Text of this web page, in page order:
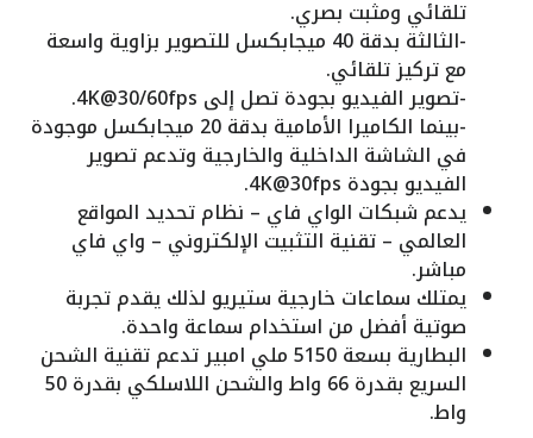
تلقائي ومثبت بصري.
-الثالثة بدقة 40 ميجابكسل للتصوير بزاوية واسعة
مع تركيز تلقائي.
-تصوير الفيديو بجودة تصل إلى 4K@30/60fps.
-بينما الكاميرا الأمامية بدقة 20 ميجابكسل موجودة
في الشاشة الداخلية والخارجية وتدعم تصوير
الفيديو بجودة 4K@30fps.
يدعم شبكات الواي فاي – نظام تحديد المواقع
العالمي – تقنية التثبيت الإلكتروني – واي فاي
مباشر.
يمتلك سماعات خارجية ستيريو لذلك يقدم تجربة
صوتية أفضل من استخدام سماعة واحدة.
البطارية بسعة 5150 ملي امبير تدعم تقنية الشحن
السريع بقدرة 66 واط والشحن اللاسلكي بقدرة 50
واط.